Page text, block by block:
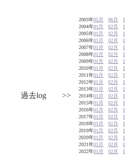
過去log >>
2003年05月 06月
2004年01月 02月
2005年01月 02月
2006年01月 02月
2007年01月 02月
2008年01月 02月
2009年01月 02月
2010年01月 02月
2011年01月 02月
2012年01月 02月
2013年01月 02月
2014年01月 02月
2015年01月 02月
2016年01月 02月
2017年01月 02月
2018年01月 02月
2019年01月 02月
2020年01月 02月
2021年01月 02月
2022年01月 02月